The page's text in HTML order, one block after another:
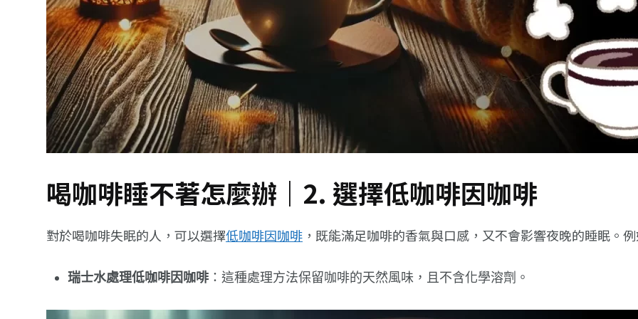
喝咖啡睡不著怎麼辦｜2. 選擇低咖啡因咖啡
對於喝咖啡失眠的人，可以選擇低咖啡因咖啡 ，既能滿足咖啡的香氣與口感，又不會影響夜晚的睡眠。
瑞士水處理低咖啡因咖啡 ：這種處理方法保留咖啡的天然風味，且不含化學溶劑。